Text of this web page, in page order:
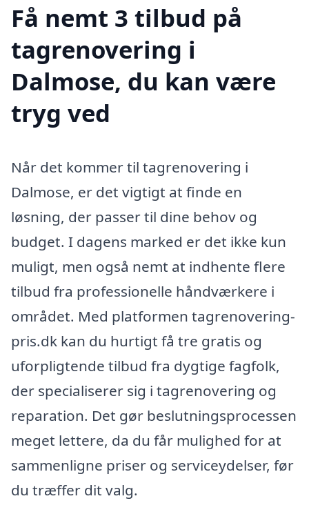
Få nemt 3 tilbud på
tagrenovering i
Dalmose, du kan være
tryg ved
Når det kommer til tagrenovering i
Dalmose, er det vigtigt at finde en
løsning, der passer til dine behov og
budget. I dagens marked er det ikke kun
muligt, men også nemt at indhente flere
tilbud fra professionelle håndværkere i
området. Med platformen tagrenovering-
pris.dk kan du hurtigt få tre gratis og
uforpligtende tilbud fra dygtige fagfolk,
der specialiserer sig i tagrenovering og
reparation. Det gør beslutningsprocessen
meget lettere, da du får mulighed for at
sammenligne priser og serviceydelser, før
du træffer dit valg.